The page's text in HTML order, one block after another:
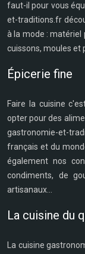
faut-il pour vous
et-traditions.fr
à la mode : matériel
cuissons, moules et
Épicerie fine
Faire la cuisine
opter pour des
gastronomie-et-
français et du
également nos
condiments, de
artisanaux...
La cuisine du
La cuisine